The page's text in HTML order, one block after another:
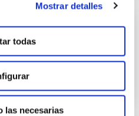
Mostrar detalles
todas
las necesarias
y corregir las deficiencias de